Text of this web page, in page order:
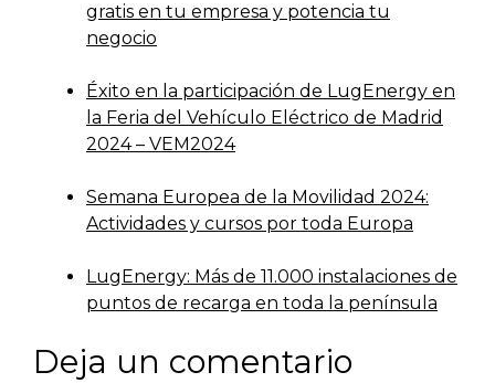
gratis en tu empresa y potencia tu
negocio
Éxito en la participación de LugEnergy en
la Feria del Vehículo Eléctrico de Madrid
2024 – VEM2024
Semana Europea de la Movilidad 2024:
Actividades y cursos por toda Europa
LugEnergy: Más de 11.000 instalaciones de
puntos de recarga en toda la península
Deja un comentario